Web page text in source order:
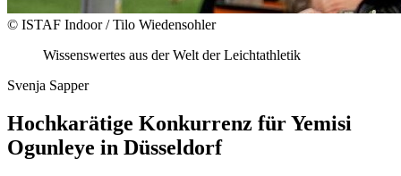
© ISTAF Indoor / Tilo Wiedensohler
Wissenswertes aus der Welt der Leichtathletik
Svenja Sapper
Hochkarätige Konkurrenz für Yemisi
Ogunleye in Düsseldorf